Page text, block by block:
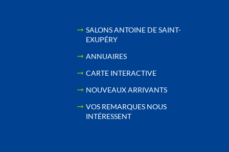
SALONS ANTOINE DE SAINT-
EXUPÉRY
ANNUAIRES
CARTE INTERACTIVE
NOUVEAUX ARRIVANTS
VOS REMARQUES NOUS
INTÉRESSENT